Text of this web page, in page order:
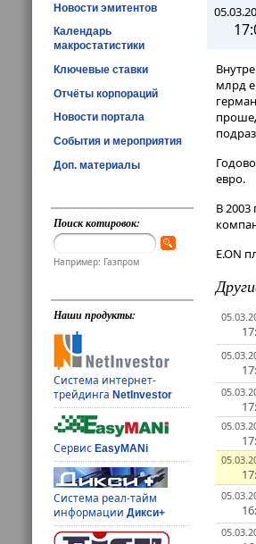
Новости эмитентов
Календарь
макростатистики
Ключевые ставки
Отчёты корпораций
Новости портала
События и мероприятия
Доп. материалы
Поиск котировок:
Например: Газпром
Наши продукты:
Система интернет-
трейдингаNetInvestor
СервисEasyMANi
Система реал-тайм
информацииДикси+
млрд
евро.
В
E.ON